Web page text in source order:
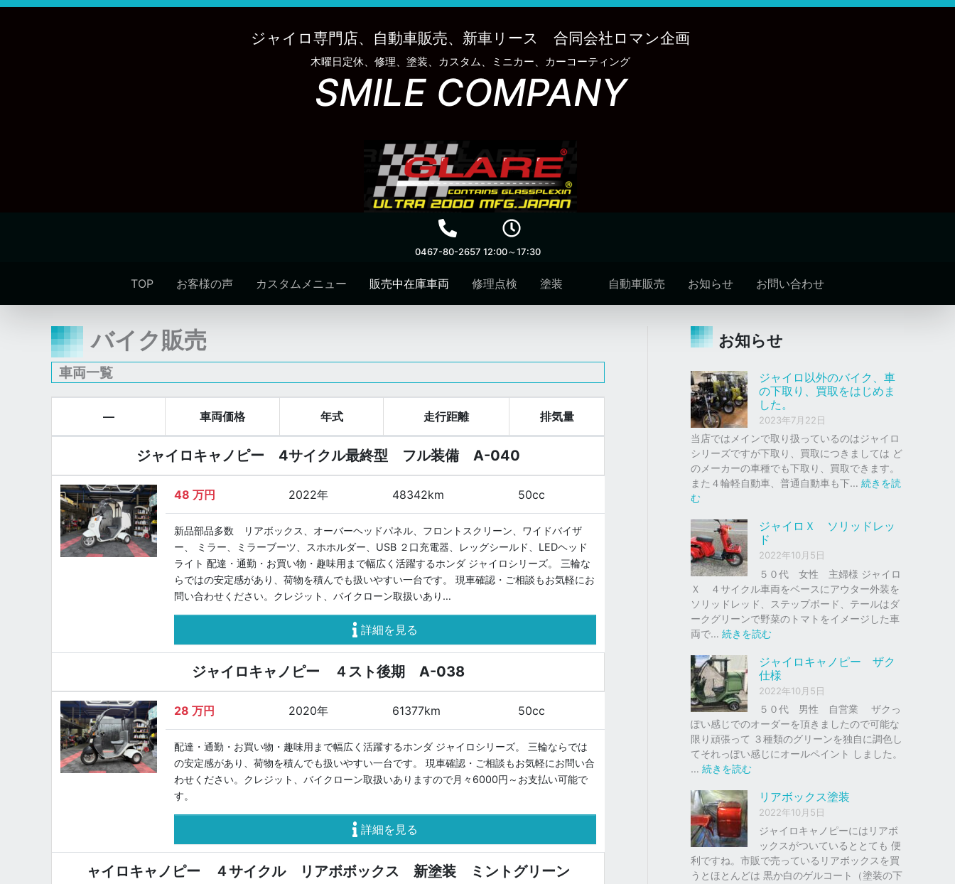
内
ジャイロ専門店、自動車販売、新車リース 合同会社ロマン企画
木曜日定休、修理、塗装、カスタム、ミニカー、カーコーティング
SMILE COMPANY
0467-80-2657 12:00～17:30
TOP お客様の声 カスタムメニュー 販売中在庫車両 修理点検 塗装 自動車販売 お知らせ お問い合わせ
バイク販売
車両一覧
— 車両価格 年式 走行距離 排気量
ジャイロキャノピー 4サイクル最終型 フル装備 A-040
48 万円 2022年 48342km 50cc
新品部品多数 リアボックス、オーバーヘッドパネル、フロントスクリーン、ワイドバイザ
ー、 ミラー、ミラーブーツ、スホホルダー、USB ２口充電器、レッグシールド、LEDヘッド
ライト 配達・通勤・お買い物・趣味用まで幅広く活躍するホンダ ジャイロシリーズ。 三輪な
らではの安定感があり、荷物を積んでも扱いやすい一台です。 現車確認・ご相談もお気軽にお
問い合わせください。クレジット、バイクローン取扱いあり…
詳細を見る
ジャイロキャノピー ４スト後期 A-038
28 万円 2020年 61377km 50cc
配達・通勤・お買い物・趣味用まで幅広く活躍するホンダ ジャイロシリーズ。 三輪ならでは
の安定感があり、荷物を積んでも扱いやすい一台です。 現車確認・ご相談もお気軽にお問い合
わせください。クレジット、バイクローン取扱いありますので月々6000円～お支払い可能で
す。
詳細を見る
ャイロキャノピー ４サイクル リアボボックス 新塗装 ミントグリーン
お知らせ
ジャイロ以外のバイク、車
の下取り、買取をはじめま
した。
2023年7月22日
当店ではメインで取り扱っているのはジャイロ
シリーズですが下取り、買取につきましては ど
のメーカーの車種でも下取り、買取できます。
また４輪軽自動車、普通自動車も下… 続きを読
む:
ャ
イ
ロ
以
の
バ
イ
、
車
の
下
取
り
、
買
を
は
じ
め
ま
し
ジャイロＸ ソリッドレッ
ド
2022年10月5日
５０代 女性 主婦様 ジャイロ
Ｘ ４サイクル車両をベースにアウター外装を
ソリッドレッド、ステップボード、テールはダ
ークグリーンで野菜のトマトをイメージした車
両で… 続きを読む:
ャ
イ
ロ
Ｘ
ソ
リ
レ
ッ
ド
ジャイロキャノピー ザク
仕様
2022年10月5日
５０代 男性 自営業 ザクっ
ぽい感じでのオーダーを頂きましたので可能な
限り頑張って ３種類のグリーンを独自に調色し
てそれっぽい感じにオールペイント しました。
… 続きを読む:
イ
ロ
キ
ャ
ノ
リアボックス塗装
2022年10月5日
ジャイロキャノピーにはリアボ
ックスがついているととても 便
利ですね。市販で売っているリアボックスを買
うとほとんどは 黒か白のゲルコート（塗装の下